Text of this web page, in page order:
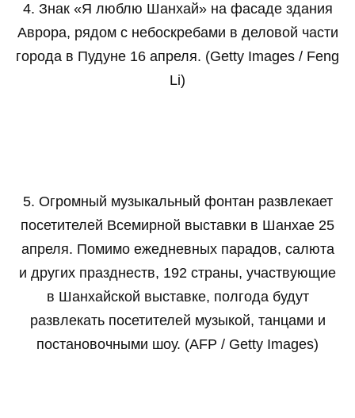
4. Знак «Я люблю Шанхай» на фасаде здания
Аврора, рядом с небоскребами в деловой части
города в Пудуне 16 апреля. (Getty Images / Feng
Li)
5. Огромный музыкальный фонтан развлекает
посетителей Всемирной выставки в Шанхае 25
апреля. Помимо ежедневных парадов, салюта
и других празднеств, 192 страны, участвующие
в Шанхайской выставке, полгода будут
развлекать посетителей музыкой, танцами и
постановочными шоу. (AFP / Getty Images)